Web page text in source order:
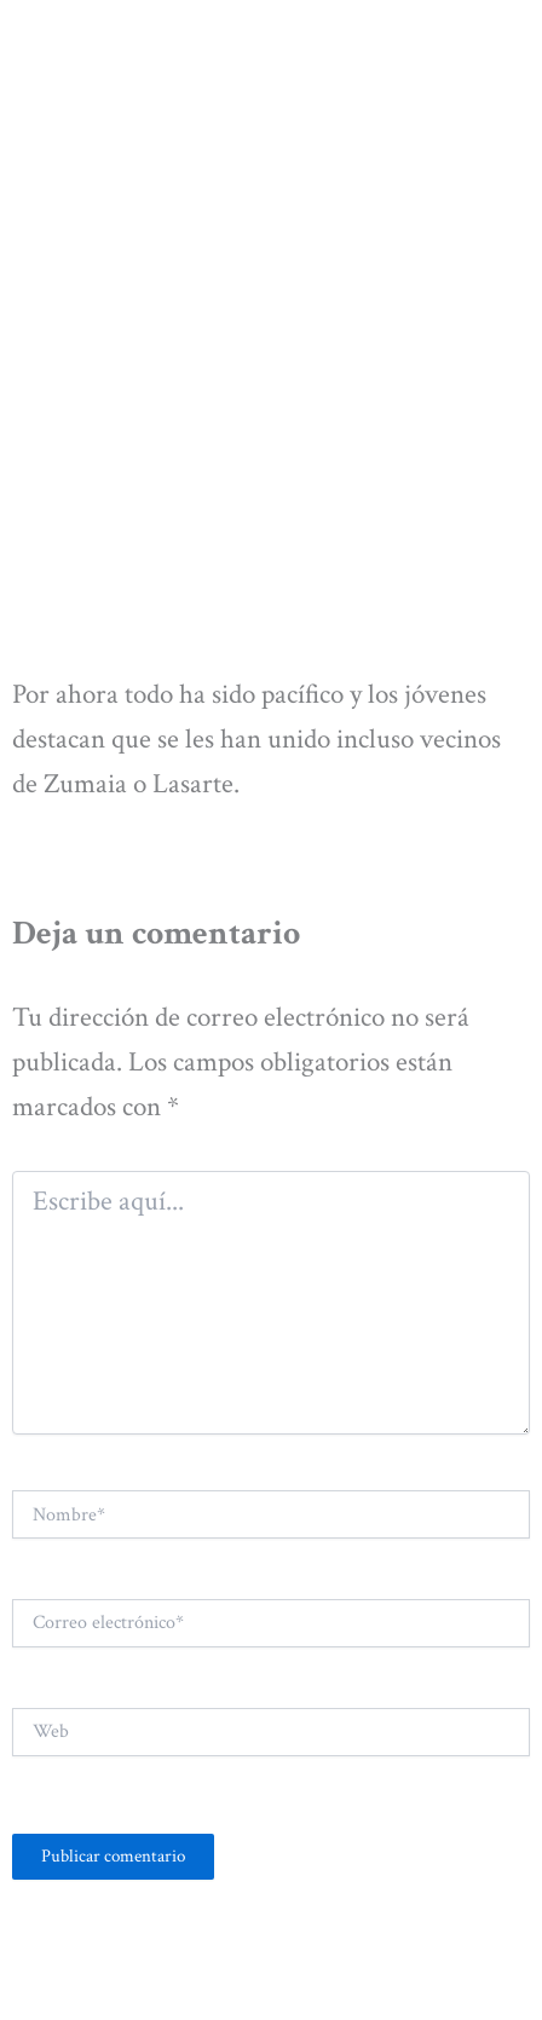
Por ahora todo ha sido pacífico y los jóvenes
destacan que se les han unido incluso vecinos
de Zumaia o Lasarte.
Deja un comentario
Tu dirección de correo electrónico no será
publicada. Los campos obligatorios están
marcados con *
Escribe
aquí...
Correo
electrónico*
Web